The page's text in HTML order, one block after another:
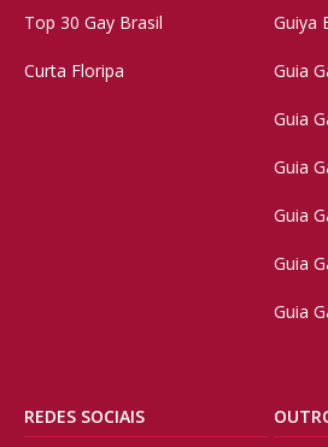
Top 30 Gay Brasil
Curta Floripa
Guiya
Guia
Guia
Guia
Guia
Guia
Guia
REDES SOCIAIS